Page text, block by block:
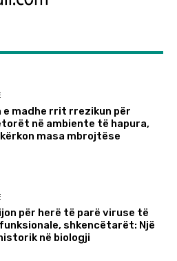
e madhe rrit rrezikun për
në ambiente të hapura,
kërkon masa mbrojtëse
për herë të parë viruse të
shkencëtarët: Një
në biologji